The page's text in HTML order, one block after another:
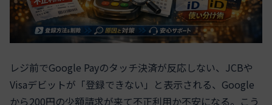
レジ前でGoogle Payのタッチ決済が反応しない、JCBや
Visaデビットが「登録できない」と表示される、Google
から200円の少額請求が来て不正利用か不安になる。こう